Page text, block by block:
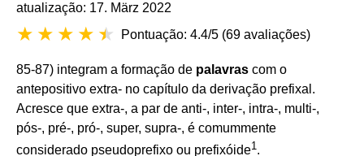
atualização: 17. März 2022
Pontuação: 4.4/5 (69 avaliações)
85-87) integram a formação de palavras com o
antepositivo extra- no capítulo da derivação prefixal.
Acresce que extra-, a par de anti-, inter-, intra-, multi-,
pós-, pré-, pró-, super, supra-, é comummente
considerado pseudoprefixo ou prefixóide1.